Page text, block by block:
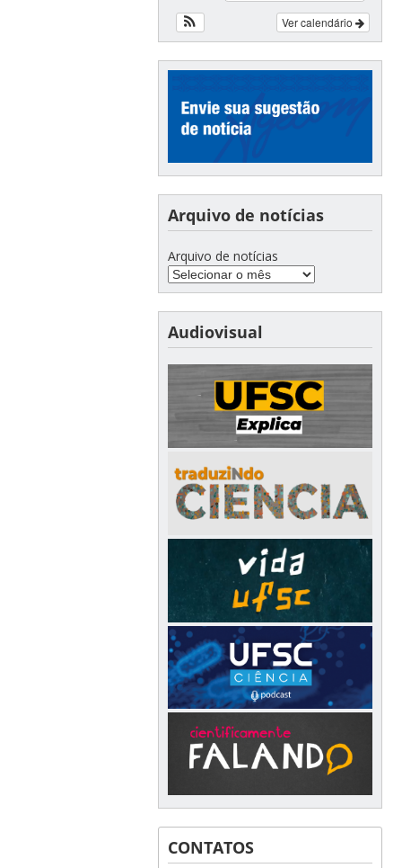
Ver calendário
Arquivo de notícias
Arquivo de notícias
Audiovisual
CONTATOS